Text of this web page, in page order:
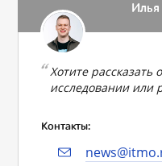
Хотите рассказать
исследовании или
Контакты: